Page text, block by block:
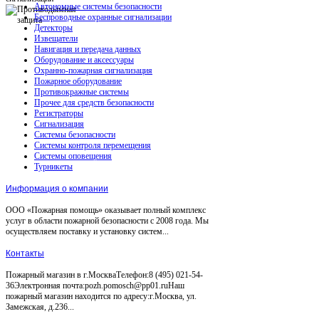
Автономные системы безопасности
Беспроводные охранные сигнализации
Детекторы
Извещатели
Навигация и передача данных
Оборудование и аксессуары
Охранно-пожарная сигнализация
Пожарное оборудование
Противокражные системы
Прочее для средств безопасности
Регистраторы
Сигнализация
Системы безопасности
Системы контроля перемещения
Системы оповещения
Турникеты
Информация о компании
ООО «Пожарная помощь» оказывает полный комплекс
услуг в области пожарной безопасности с 2008 года. Мы
осуществляем поставку и установку систем...
Контакты
Пожарный магазин в г.МоскваТелефон:8 (495) 021-54-
36Электронная почта:pozh.pomosch@pp01.ruНаш
пожарный магазин находится по адресу:г.Москва, ул.
Замежская, д.236...